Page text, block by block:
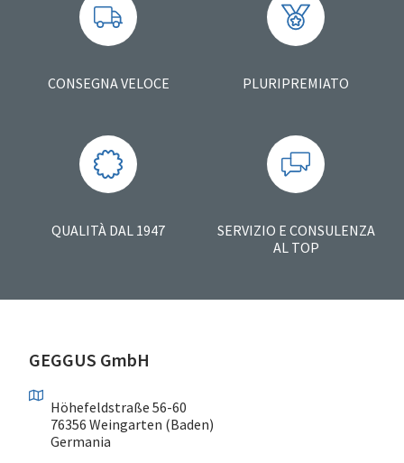
CONSEGNA VELOCE PLURIPREMIATO
QUALITÀ DAL 1947
SERVIZIO E CONSULENZA
AL TOP
GEGGUS GmbH
Höhefeldstraße 56-60
76356 Weingarten (Baden)
Germania